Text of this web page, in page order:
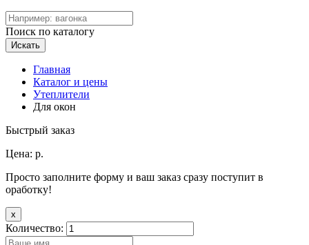
Поиск по каталогу
Искать
Главная
Каталог и цены
Утеплители
Для окон
Быстрый заказ
Цена: р.
Просто заполните форму и ваш заказ сразу поступит в
оработку!
x
Количество: